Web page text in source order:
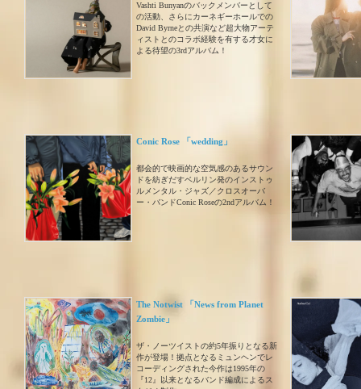
Vashti Bunyanのバックメンバーとして
の活動、さらにカーネギーホールでの
David Byrneとの共演など超大物アーテ
ィストとのコラボ経験を有する才女に
よる待望の3rdアルバム！
Conic Rose 「wedding」
都会的で映画的な空気感のあるサウン
ドを紡ぎだすベルリン発のインストゥ
ルメンタル・ジャズ／クロスオーバ
ー・バンドConic Roseの2ndアルバム！
The Notwist 「News from Planet
Zombie」
ザ・ノーツイストの約5年振りとなる新
作が登場！拠点となるミュンヘンでレ
コーディングされた今作は1995年の
『12』以来となるバンド編成によるス